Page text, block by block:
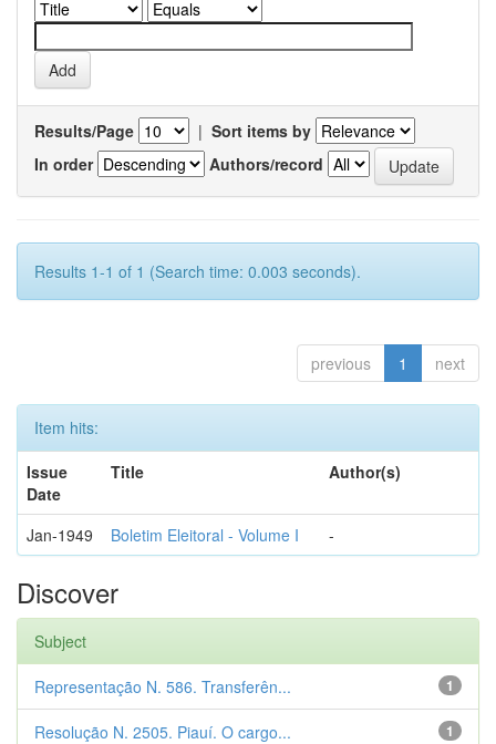
Results/Page | Sort items by
In order
Authors/record
Results 1-1 of 1 (Search time: 0.003 seconds).
previous 1 next
Item hits:
Issue
Date
Title Author(s)
Jan-1949 Boletim Eleitoral - Volume I -
Discover
Subject
1
Representação N. 586. Transferên...
1
Resolução N. 2505. Piauí. O cargo...